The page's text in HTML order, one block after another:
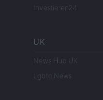
Investieren24
UK
News Hub UK
Lgbtq News